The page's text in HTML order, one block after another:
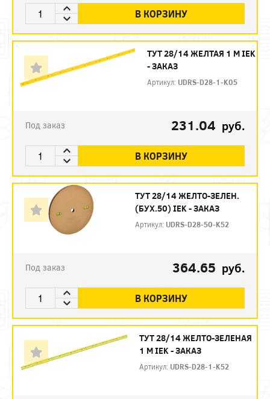
В КОРЗИНУ
ТУТ 28/14 ЖЕЛТАЯ 1 М IEK
- ЗАКАЗ
Артикул: UDRS-D28-1-K05
Под заказ 231.04 руб.
В КОРЗИНУ
ТУТ 28/14 ЖЕЛТО-ЗЕЛЕН.
(БУХ.50) IEK - ЗАКАЗ
Артикул: UDRS-D28-50-K52
Под заказ 364.65 руб.
В КОРЗИНУ
ТУТ 28/14 ЖЕЛТО-ЗЕЛЕНАЯ
1 М IEK - ЗАКАЗ
Артикул: UDRS-D28-1-K52